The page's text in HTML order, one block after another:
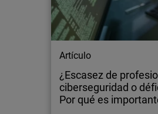
Artículo
¿Escasez de
ciberseguridad o
Por qué es